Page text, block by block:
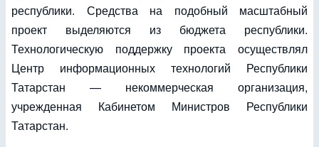
республики. Средства на подобный масштабный
проект выделяются из бюджета республики.
Технологическую поддержку проекта осуществлял
Центр информационных технологий Республики
Татарстан — некоммерческая организация,
учрежденная Кабинетом Министров Республики
Татарстан.